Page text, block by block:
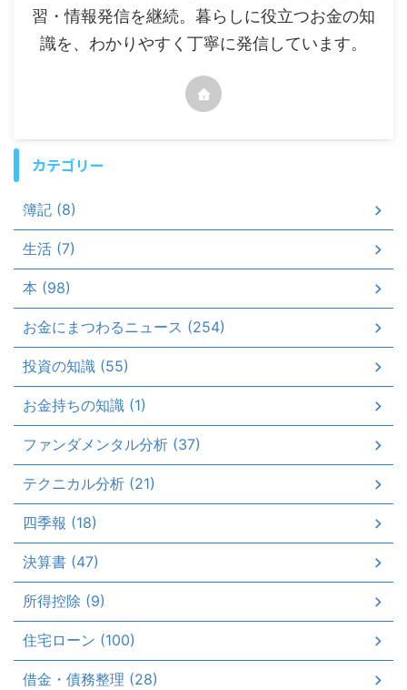
習・情報発信を継続。暮らしに役立つお金の知
識を、わかりやすく丁寧に発信しています。
カテゴリー
簿記 (8)
生活 (7)
本 (98)
お金にまつわるニュース (254)
投資の知識 (55)
お金持ちの知識 (1)
ファンダメンタル分析 (37)
テクニカル分析 (21)
四季報 (18)
決算書 (47)
所得控除 (9)
住宅ローン (100)
借金・債務整理 (28)